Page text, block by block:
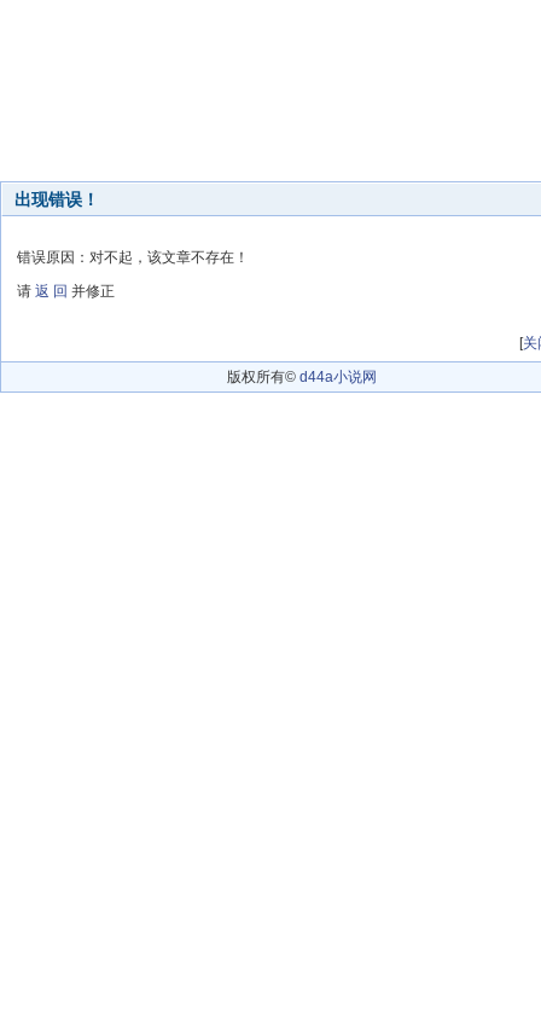
出现错误！
错误原因：对不起，该文章不存在！
请 返 回 并修正
[关
版权所有© d44a小说网